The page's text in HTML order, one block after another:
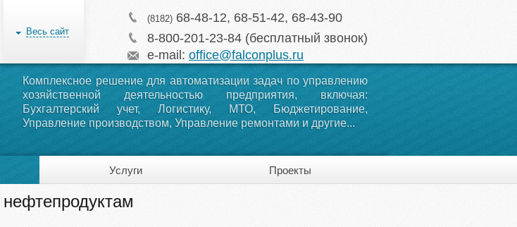
Весь сайт
(8182) 68-48-12, 68-51-42, 68-43-90
8-800-201-23-84 (бесплатный звонок)
e-mail: office@falconplus.ru
Комплексное решение для автоматизации задач по управлению
хозяйственной деятельностью предприятия, включая:
Бухгалтерский учет, Логистику, МТО, Бюджетирование,
Управление производством, Управление ремонтами и другие...
Услуги Проекты